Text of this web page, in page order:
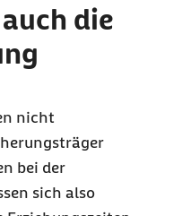
die
nicht
bei der
sich also